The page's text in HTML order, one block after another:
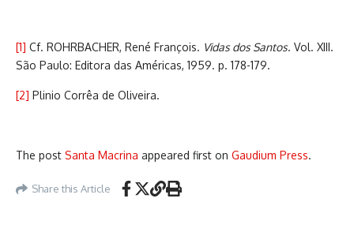
[1] Cf. ROHRBACHER, René François. Vidas dos Santos. Vol. XIII.
São Paulo: Editora das Américas, 1959. p. 178-179.
[2] Plinio Corrêa de Oliveira.
The post Santa Macrina appeared first on Gaudium Press.
Share this Article